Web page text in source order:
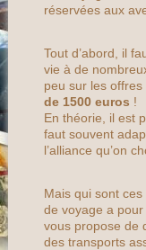
réservées aux
Tout d’abord, il
vie à de
peu sur les
de 1500 euros !
En théorie, il est
faut souvent
l’alliance qu’on
Mais qui sont
de voyage a
vous propose de
des transports